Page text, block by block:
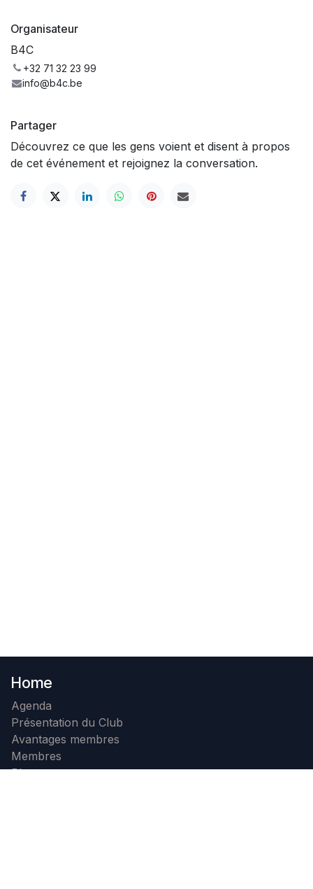
Organisateur
B4C
+32 71 32 23 99
info@b4c.be
Partager
Découvrez ce que les gens voient et disent à propos
de cet événement et rejoignez la conversation.
Home
Agenda
Présentation du Club
Avantages membres
Membres
Photos